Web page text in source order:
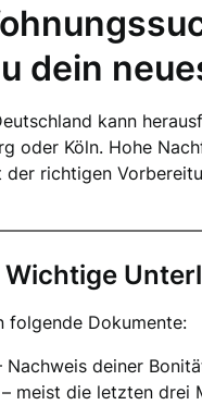
dein
kann
oder Köln. Hohe
richtigen
folgende Dokumente:
Nachweis deiner
– meist die letzten drei